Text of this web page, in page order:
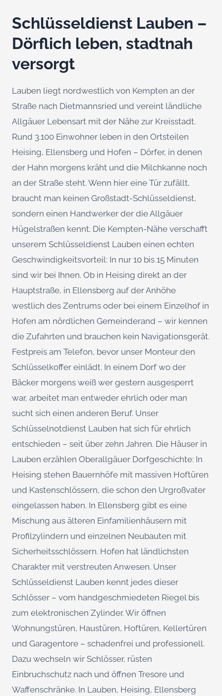
Schlüsseldienst Lauben –
Dörflich leben, stadtnah
versorgt
Lauben liegt nordwestlich von Kempten an der
Straße nach Dietmannsried und vereint ländliche
Allgäuer Lebensart mit der Nähe zur Kreisstadt.
Rund 3.100 Einwohner leben in den Ortsteilen
Heising, Ellensberg und Hofen – Dörfer, in denen
der Hahn morgens kräht und die Milchkanne noch
an der Straße steht. Wenn hier eine Tür zufällt,
braucht man keinen Großstadt-Schlüsseldienst,
sondern einen Handwerker der die Allgäuer
Hügelstraßen kennt. Die Kempten-Nähe verschafft
unserem Schlüsseldienst Lauben einen echten
Geschwindigkeitsvorteil: In nur 10 bis 15 Minuten
sind wir bei Ihnen. Ob in Heising direkt an der
Hauptstraße, in Ellensberg auf der Anhöhe
westlich des Zentrums oder bei einem Einzelhof in
Hofen am nördlichen Gemeinderand – wir kennen
die Zufahrten und brauchen kein Navigationsgerät.
Festpreis am Telefon, bevor unser Monteur den
Schlüsselkoffer einlädt. In einem Dorf wo der
Bäcker morgens weiß wer gestern ausgesperrt
war, arbeitet man entweder ehrlich oder man
sucht sich einen anderen Beruf. Unser
Schlüsselnotdienst Lauben hat sich für ehrlich
entschieden – seit über zehn Jahren. Die Häuser in
Lauben erzählen Oberallgäuer Dorfgeschichte: In
Heising stehen Bauernhöfe mit massiven Hoftüren
und Kastenschlössern, die schon den Urgroßvater
eingelassen haben. In Ellensberg gibt es eine
Mischung aus älteren Einfamilienhäusern mit
Profilzylindern und einzelnen Neubauten mit
Sicherheitsschlössern. Hofen hat ländlichsten
Charakter mit verstreuten Anwesen. Unser
Schlüsseldienst Lauben kennt jedes dieser
Schlösser – vom handgeschmiedeten Riegel bis
zum elektronischen Zylinder. Wir öffnen
Wohnungstüren, Haustüren, Hoftüren, Kellertüren
und Garagentore – schadenfrei und professionell.
Dazu wechseln wir Schlösser, rüsten
Einbruchschutz nach und öffnen Tresore und
Waffenschränke. In Lauben, Heising, Ellensberg